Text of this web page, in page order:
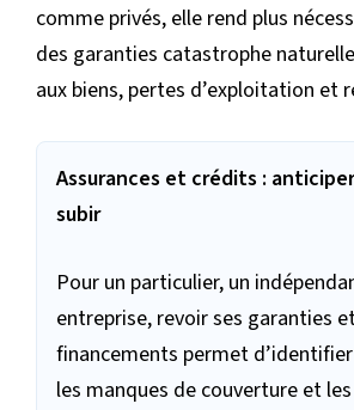
comme privés, elle rend plus
des garanties catastrophe
aux biens, pertes d’exploitation et
Assurances et crédits :
subir
Pour un particulier, un
entreprise, revoir ses garanties
financements permet
les manques de couverture et